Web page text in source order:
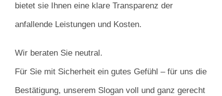
bietet sie Ihnen eine klare Transparenz der
anfallende Leistungen und Kosten.
Wir beraten Sie neutral.
Für Sie mit Sicherheit ein gutes Gefühl – für uns die
Bestätigung, unserem Slogan voll und ganz gerecht